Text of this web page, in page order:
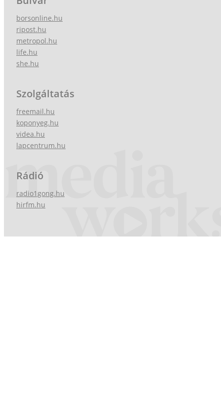
borsonline.hu
ripost.hu
metropol.hu
life.hu
she.hu
Szolgáltatás
freemail.hu
koponyeg.hu
videa.hu
lapcentrum.hu
Rádió
radio1gong.hu
hirfm.hu